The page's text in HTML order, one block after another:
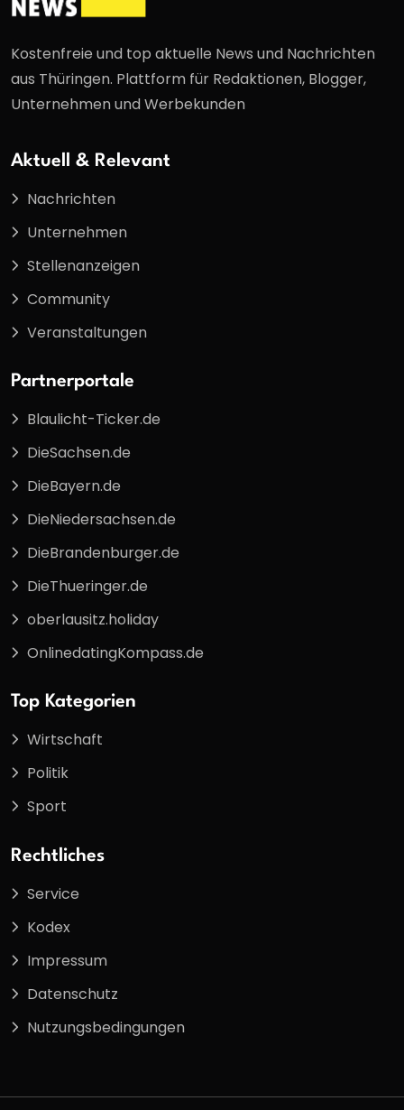
Kostenfreie und top aktuelle News und Nachrichten
aus Thüringen. Plattform für Redaktionen, Blogger,
Unternehmen und Werbekunden
Aktuell & Relevant
Nachrichten
Unternehmen
Stellenanzeigen
Community
Veranstaltungen
Partnerportale
Blaulicht-Ticker.de
DieSachsen.de
DieBayern.de
DieNiedersachsen.de
DieBrandenburger.de
DieThueringer.de
oberlausitz.holiday
OnlinedatingKompass.de
Top Kategorien
Wirtschaft
Politik
Sport
Rechtliches
Service
Kodex
Impressum
Datenschutz
Nutzungsbedingungen